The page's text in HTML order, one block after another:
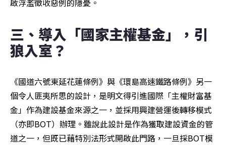
啟浮濫徵收惡例的隱憂。
三、導入「國家主權基金」，引
狼入室？
《國道六號東延花蓮條例》與《環島高速鐵路條例》另一
個令人匪夷所思的設計，是明文得引進國際「主權財富基
金」作為建設基金來源之一，並採用興建營運後轉移模式
（亦即BOT）辦理。雖說此設計是作為獲取建設資金的管
道之一，但既已藉特別法形式開啟此門路，一旦採BOT模